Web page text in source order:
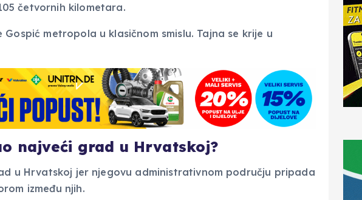
četvornih kilometara.
metropola u klasičnom smislu. Tajna se krije u
najveći grad u Hrvatskoj?
u Hrvatskoj jer njegovu administrativnom području pripada
između njih.